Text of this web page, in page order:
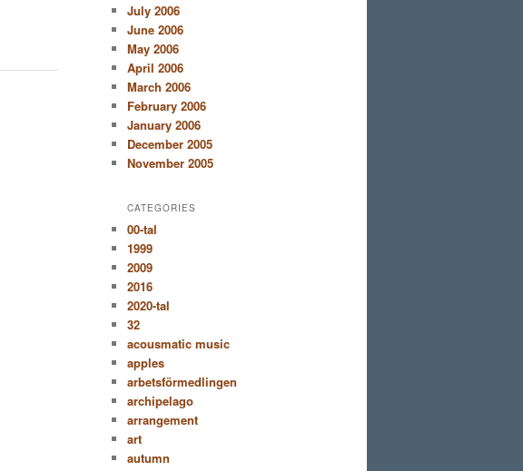
July 2006
June 2006
May 2006
April 2006
March 2006
February 2006
January 2006
December 2005
November 2005
CATEGORIES
00-tal
1999
2009
2016
2020-tal
32
acousmatic music
apples
arbetsförmedlingen
archipelago
arrangement
art
autumn